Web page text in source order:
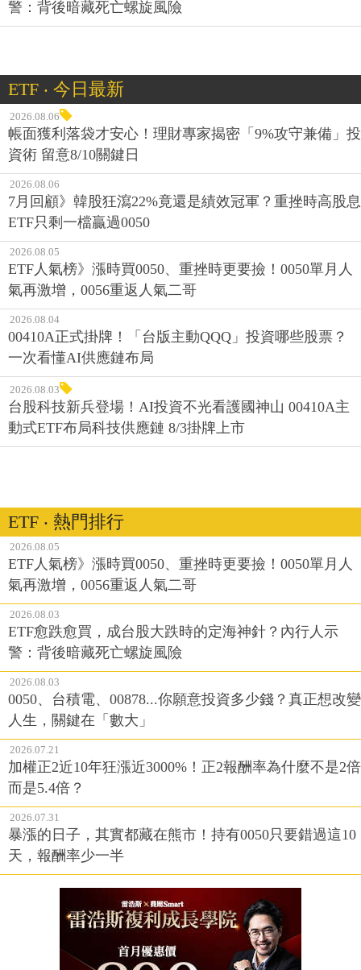
警：背後暗藏死亡螺旋風險
ETF ‧ 今日最新
2026.08.06
帳面獲利落袋才安心！理財專家揭密「9%攻守兼備」投
資術 留意8/10關鍵日
2026.08.06
7月回顧》韓股狂瀉22%竟還是績效冠軍？重挫時高股息
ETF只剩一檔贏過0050
2026.08.05
ETF人氣榜》漲時買0050、重挫時更要撿！0050單月人
氣再激增，0056重返人氣二哥
2026.08.04
00410A正式掛牌！「台版主動QQQ」投資哪些股票？
一次看懂AI供應鏈布局
2026.08.03
台股科技新兵登場！AI投資不光看護國神山 00410A主
動式ETF布局科技供應鏈 8/3掛牌上市
ETF ‧ 熱門排行
2026.08.05
ETF人氣榜》漲時買0050、重挫時更要撿！0050單月人
氣再激增，0056重返人氣二哥
2026.08.03
ETF愈跌愈買，成台股大跌時的定海神針？內行人示
警：背後暗藏死亡螺旋風險
2026.08.03
0050、台積電、00878...你願意投資多少錢？真正想改變
人生，關鍵在「數大」
2026.07.21
加權正2近10年狂漲近3000%！正2報酬率為什麼不是2倍
而是5.4倍？
2026.07.31
暴漲的日子，其實都藏在熊市！持有0050只要錯過這10
天，報酬率少一半